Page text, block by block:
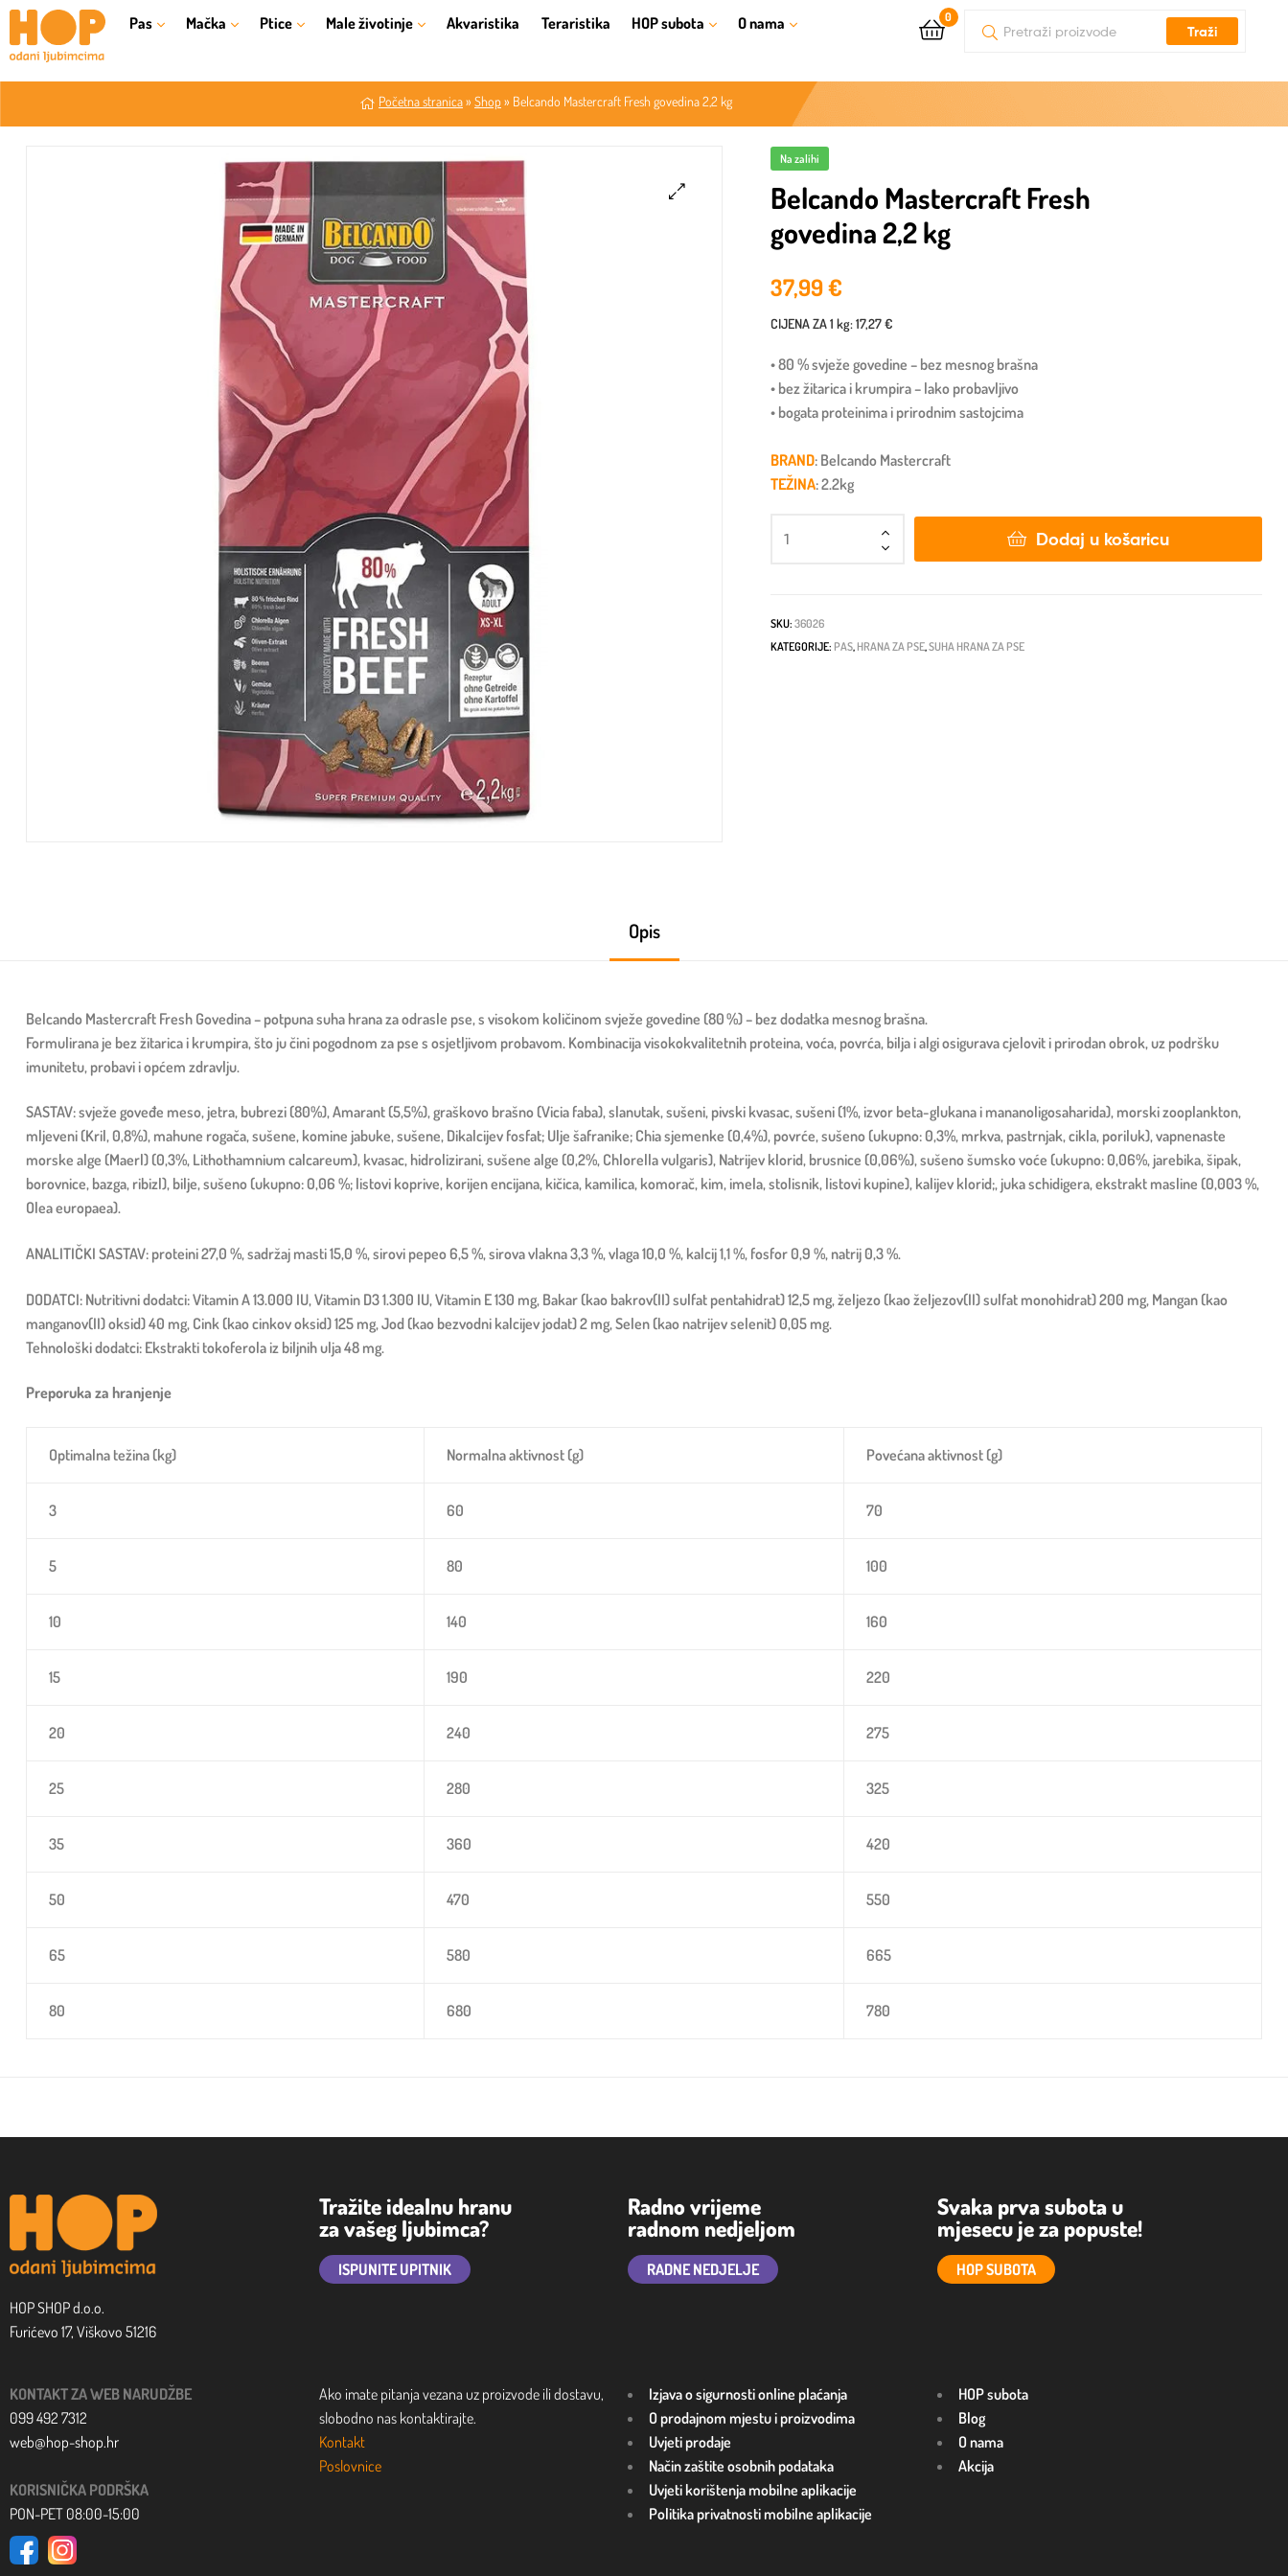
Pas Mačka Ptice Male životinje Akvaristika Teraristika HOP subota O nama 0
Traži
Početna stranica» Shop» Belcando Mastercraft Fresh govedina 2,2 kg
Na zalihi
Belcando Mastercraft Fresh
govedina 2,2 kg
37,99€
CIJENA ZA1 kg:17,27 €
• 80 % svježe govedine – bez mesnog brašna
• bez žitarica i krumpira – lako probavljivo
• bogata proteinima i prirodnim sastojcima
BRAND: Belcando Mastercraft
TEŽINA: 2.2kg
Dodaj u košaricu
SKU:36026
KATEGORIJE: PAS, HRANA ZA PSE,SUHA HRANA ZA PSE
Opis
Belcando Mastercraft Fresh Govedina – potpuna suha hrana za odrasle pse, s visokom količinom svježe govedine (80 %) – bez dodatka mesnog brašna.
Formulirana je bez žitarica i krumpira, što ju čini pogodnom za pse s osjetljivom probavom. Kombinacija visokokvalitetnih proteina, voća, povrća, bilja i algi osigurava cjelovit i prirodan obrok, uz podršku
imunitetu, probavi i općem zdravlju.
SASTAV: svježe goveđe meso, jetra, bubrezi (80%), Amarant (5,5%), graškovo brašno (Vicia faba), slanutak, sušeni, pivski kvasac, sušeni (1%, izvor beta-glukana i mananoligosaharida), morski zooplankton,
mljeveni (Kril, 0,8%), mahune rogača, sušene, komine jabuke, sušene, Dikalcijev fosfat; Ulje šafranike; Chia sjemenke (0,4%), povrće, sušeno (ukupno: 0,3%, mrkva, pastrnjak, cikla, poriluk), vapnenaste
morske alge (Maerl) (0,3%, Lithothamnium calcareum), kvasac, hidrolizirani, sušene alge (0,2%, Chlorella vulgaris), Natrijev klorid, brusnice (0,06%), sušeno šumsko voće (ukupno: 0,06%, jarebika, šipak,
borovnice, bazga, ribizl), bilje, sušeno (ukupno: 0,06 %; listovi koprive, korijen encijana, kičica, kamilica, komorač, kim, imela, stolisnik, listovi kupine), kalijev klorid;, juka schidigera, ekstrakt masline (0,003 %,
Olea europaea).
ANALITIČKI SASTAV: proteini 27,0 %, sadržaj masti 15,0 %, sirovi pepeo 6,5 %, sirova vlakna 3,3 %, vlaga 10,0 %, kalcij 1,1 %, fosfor 0,9 %, natrij 0,3 %.
DODATCI: Nutritivni dodatci: Vitamin A 13.000 IU, Vitamin D3 1.300 IU, Vitamin E 130 mg, Bakar (kao bakrov(II) sulfat pentahidrat) 12,5 mg, željezo (kao željezov(II) sulfat monohidrat) 200 mg, Mangan (kao
manganov(II) oksid) 40 mg, Cink (kao cinkov oksid) 125 mg, Jod (kao bezvodni kalcijev jodat) 2 mg, Selen (kao natrijev selenit) 0,05 mg.
Tehnološki dodatci: Ekstrakti tokoferola iz biljnih ulja 48 mg.
Preporuka za hranjenje
Optimalna težina (kg) Normalna aktivnost (g) Povećana aktivnost (g)
3 60 70
5 80 100
10 140 160
15 190 220
20 240 275
25 280 325
35 360 420
50 470 550
65 580 665
80 680 780
HOP SHOP d.o.o.
Furićevo 17, Viškovo 51216
Tražite idealnu hranu
za vašeg ljubimca?
ISPUNITE UPITNIK
Radno vrijeme
radnom nedjeljom
RADNE NEDJELJE
Svaka prva subota u
mjesecu je za popuste!
HOP SUBOTA
KONTAKT ZA WEB NARUDŽBE
099 492 7312
web@hop-shop.hr
KORISNIČKA PODRŠKA
PON-PET 08:00-15:00
Ako imate pitanja vezana uz proizvode ili dostavu,
slobodno nas kontaktirajte.
Kontakt
Poslovnice
Izjava o sigurnosti online plaćanja
O prodajnom mjestu i proizvodima
Uvjeti prodaje
Način zaštite osobnih podataka
Uvjeti korištenja mobilne aplikacije
Politika privatnosti mobilne aplikacije
HOP subota
Blog
O nama
Akcija